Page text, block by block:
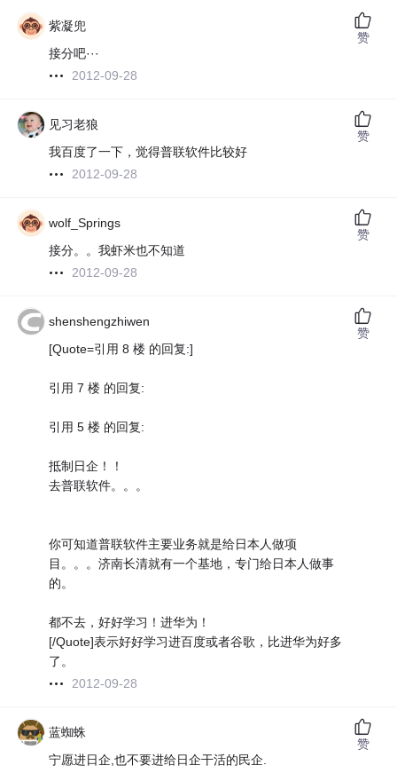
紫凝兜
接分吧···
2012-09-28
赞
见习老狼
我百度了一下，觉得普联软件比较好
2012-09-28
赞
wolf_Springs
接分。。我虾米也不知道
2012-09-28
赞
shenshengzhiwen
[Quote=引用 8 楼 的回复:]
引用 7 楼 的回复:
引用 5 楼 的回复:
抵制日企！！
去普联软件。。。
你可知道普联软件主要业务就是给日本人做项
目。。。济南长清就有一个基地，专门给日本人做事
的。
都不去，好好学习！进华为！
[/Quote]表示好好学习进百度或者谷歌，比进华为好多
了。
2012-09-28
赞
蓝蜘蛛
宁愿进日企,也不要进给日企干活的民企.
赞